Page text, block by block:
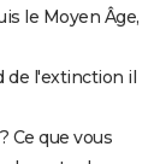
le Moyen Âge,
de l'extinction il
Ce que vous